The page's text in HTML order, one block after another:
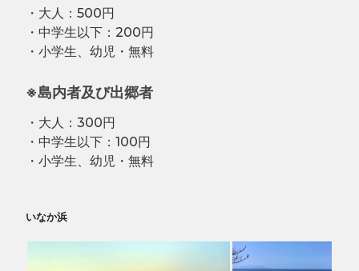
・大人：500円
・中学生以下：200円
・小学生、幼児・無料
※島内者及び出郷者
・大人：300円
・中学生以下：100円
・小学生、幼児・無料
いなか浜